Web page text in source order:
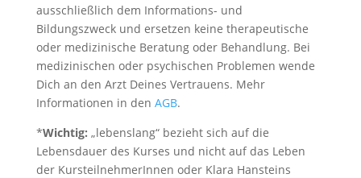
ausschließlich dem Informations- und
Bildungszweck und ersetzen keine therapeutische
oder medizinische Beratung oder Behandlung. Bei
medizinischen oder psychischen Problemen wende
Dich an den Arzt Deines Vertrauens. Mehr
Informationen in den AGB.
*Wichtig: „lebenslang“ bezieht sich auf die
Lebensdauer des Kurses und nicht auf das Leben
der KursteilnehmerInnen oder Klara Hansteins